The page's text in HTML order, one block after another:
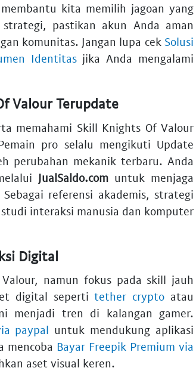
kita memilih jagoan yang
pastikan akun Anda aman
komunitas. Jangan lupa cekSolusi
Identitasjika Anda mengalami
Valour Terupdate
memahami Skill Knights Of Valour
pro selalu mengikuti Update
perubahan mekanik terbaru. Anda
JualSaldo.com untuk menjaga
referensi akademis, strategi
interaksi manusia dan komputer
Digital
namun fokus pada skill jauh
digital sepertitether crypto atau
menjadi tren di kalangan gamer.
paypal untuk mendukung aplikasi
mencoba Bayar Freepik Premium via
aset visual keren.